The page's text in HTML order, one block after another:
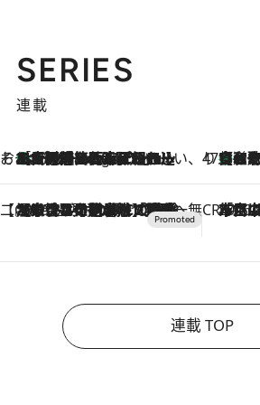
SERIES
連載
そおだよおこの関西おいしい、おやつ紀行4 Hours Ago
［大阪府箕面市］一皿一皿目の前で仕上げられる、料理を巧みに組み込んだアシェットデセールコース「ミチル アシェット デセール（Michiru assiette dessert）」 47都道府県の手み
4
【和歌山県】この夏絶対食べたい 冷やしておいしいおやつ3選 みかんがごろっと丸ごと入ったジュレ
【CREA×星野リゾート】唯一無二。癒しと発見が待つ場所へ
2026.8.7
【トンボの足水浴】ヒノキの香りに包まれて涼感マックス！約13℃の湧水かけ流しを避暑地「星野温泉 トンボの湯」で体験 CREA'S
「立川にも歌舞伎があ
連載 TOP